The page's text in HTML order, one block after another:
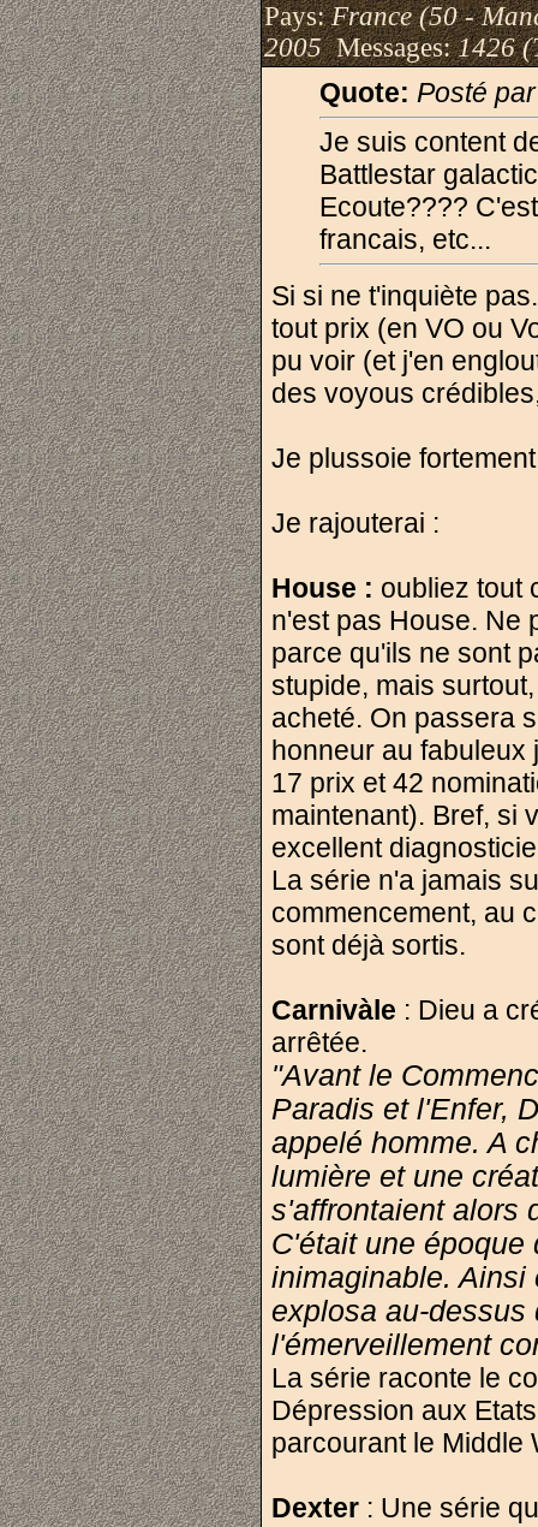
Pays:France (50 -
2005Messages:1426
Quote: Posté
Je suis content
Battlestar
Ecoute????
francais, etc...
Si si ne t'inquiète
tout prix (en VO ou
pu voir (et j'en
des voyous
Je plussoie
Je rajouterai :
House : oubliez tout
n'est pas House. Ne
parce qu'ils ne sont
stupide, mais
acheté. On passera
honneur au fabuleux
17 prix et 42
maintenant). Bref, si
excellent
La série n'a jamais
commencement, au
sont déjà sortis.
Carnivàle : Dieu a
arrêtée.
"Avant le
Paradis et l'Enfer,
appelé homme. A
lumière et une
s'affrontaient alors
C'était une époque
inimaginable. Ainsi
explosa au-dessus
l'émerveillement
La série raconte le
Dépression aux
parcourant le Middle
Dexter : Une série